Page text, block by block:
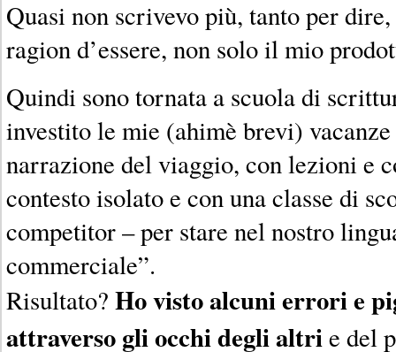
Quasi non scrivevo più, tanto per
ragion d’essere, non solo il mio
Quindi sono tornata a scuola di
investito le mie (ahimè brevi)
narrazione del viaggio, con lezioni e
contesto isolato e con una classe di
competitor – per stare nel nostro
commerciale”.
Risultato? Ho visto alcuni errori e
attraverso gli occhi degli altrie del